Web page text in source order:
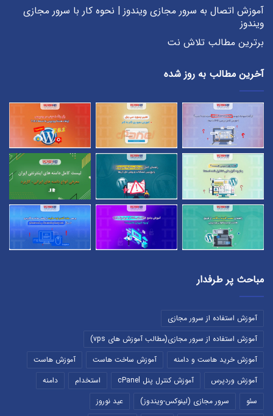
آموزش اتصال به سرور مجازی ویندوز | نحوه کار با سرور مجازی
ویندوز
برترین مطالب تلاش نت
آخرین مطالب به روز شده
مباحث پر طرفدار
آموزش استفاده از سرور مجازی
آموزش استفاده از سرور مجازی(مطالب آموزش های vps)
آموزش خرید هاست و دامنه
آموزش ساخت هاست
آموزش هاست
آموزش وردپرس
آموزش کنترل پنل cPanel استخدام
دامنه
سئو
سرور مجازی (لینوکس-ویندوز) عید نوروز